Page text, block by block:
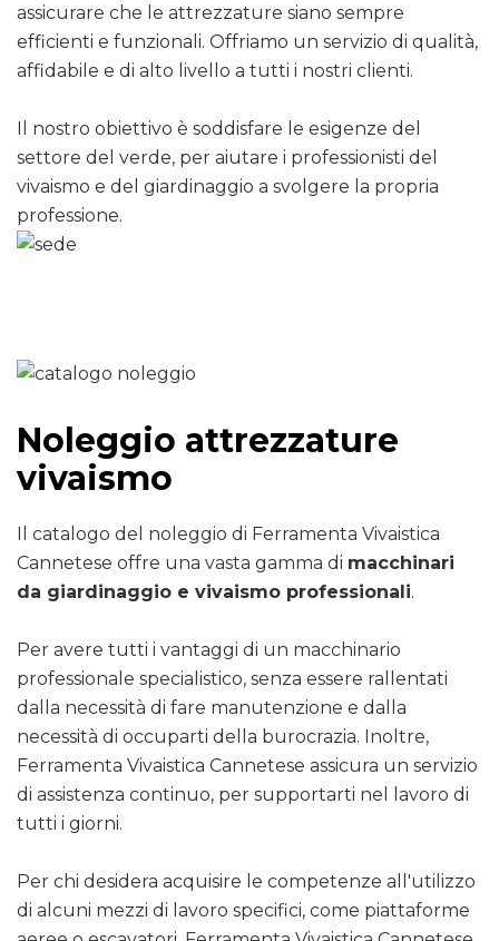
assicurare che le attrezzature siano sempre
efficienti e funzionali. Offriamo un servizio di qualità,
affidabile e di alto livello a tutti i nostri clienti.
Il nostro obiettivo è soddisfare le esigenze del
settore del verde, per aiutare i professionisti del
vivaismo e del giardinaggio a svolgere la propria
professione.
Noleggio attrezzature
vivaismo
Il catalogo del noleggio di Ferramenta Vivaistica
Cannetese offre una vasta gamma di macchinari
da giardinaggio e vivaismo professionali.
Per avere tutti i vantaggi di un macchinario
professionale specialistico, senza essere rallentati
dalla necessità di fare manutenzione e dalla
necessità di occuparti della burocrazia. Inoltre,
Ferramenta Vivaistica Cannetese assicura un servizio
di assistenza continuo, per supportarti nel lavoro di
tutti i giorni.
Per chi desidera acquisire le competenze all'utilizzo
di alcuni mezzi di lavoro specifici, come piattaforme